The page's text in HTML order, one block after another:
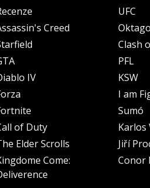
Creed
IV
of Duty
Elder Scrolls
Come:
UFC
Clash
PFL
KSW
I am
Sumó
Karlos
Jiří
Conor